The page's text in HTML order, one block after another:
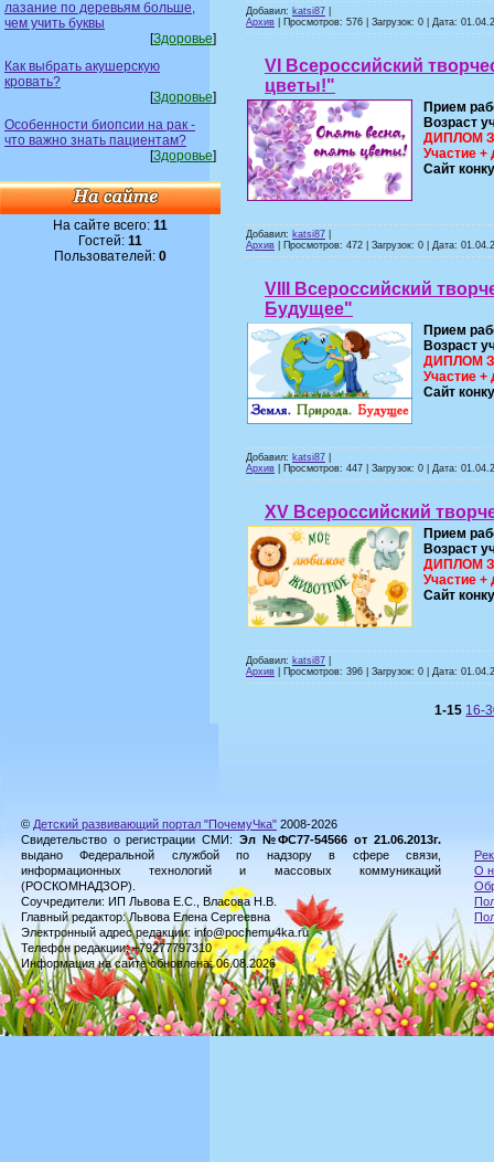
лазание по деревьям больше,
чем учить буквы
[Здоровье]
Как выбрать акушерскую
кровать?
[Здоровье]
Особенности биопсии на рак -
что важно знать пациентам?
[Здоровье]
На сайте всего: 11
Гостей: 11
Пользователей: 0
Добавил: katsi87
Архив | Просмотров: 576 | Загрузок: 0 | Дата:
VI Всероссийский
цветы!"
Прием
Возраст
ДИПЛОМ
Участие +
Сайт
Добавил: katsi87
Архив | Просмотров: 472 | Загрузок: 0 | Дата:
VIII Всероссийский
Будущее"
Прием
Возраст
ДИПЛОМ
Участие +
Сайт
Добавил: katsi87
Архив | Просмотров: 447 | Загрузок: 0 | Дата:
XV Всероссийский
Прием
Возраст
ДИПЛОМ
Участие +
Сайт
Добавил: katsi87
Архив | Просмотров: 396 | Загрузок: 0 | Дата:
1-15 16-
© Детский развивающий портал "ПочемуЧка" 2008-2026
Свидетельство о регистрации СМИ: Эл №ФС77-54566 от 21.06.2013г.
выдано Федеральной службой по надзору в сфере связи,
информационных технологий и массовых коммуникаций
(РОСКОМНАДЗОР).
Соучредители: ИП Львова Е.С., Власова Н.В.
Главный редактор: Львова Елена Сергеевна
Электронный адрес редакции: info@pochemu4ka.ru
Телефон редакции: +79277797310
Информация на сайте обновлена: 06.08.2026
О